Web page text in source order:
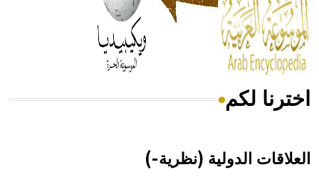
- هل تعلم أن المرجان إفراز حيواني يتكون في البحر ويتركب
من مادة كربونات الكلسيوم، وهو أحمر أو شديد الحمرة وهو
أجود أنواعه، ويمتاز بكبر الحجم ويسمى الش
هل تعلم أن الأبسيد كلمة فرنسية اللفظ تم اعتمادها مصطلحاً
اخترنا لكم
العلاقات الدولية (نظرية-)